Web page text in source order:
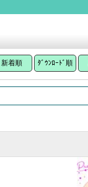
新着順 ﾀﾞｳﾝﾛｰﾄﾞ順